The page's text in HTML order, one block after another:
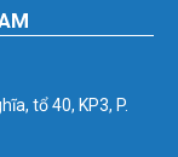
tổ 40, KP3, P.